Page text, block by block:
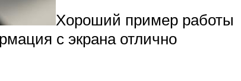
Хороший пример работы
с экрана отлично